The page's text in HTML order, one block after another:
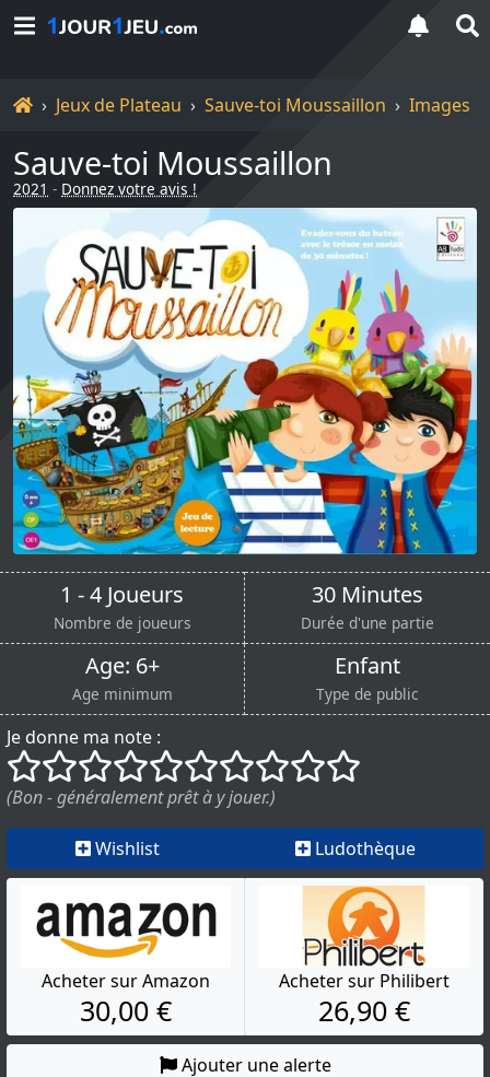
Accueil
Jeux de Plateau Sauve-toi Moussaillon Images
Sauve-toi Moussaillon
2021 - Donnez votre avis !
1 - 4 Joueurs
Nombre de joueurs
30 Minutes
Durée d'une partie
Age: 6+
Age minimum
Enfant
Type de public
Je donne ma note :
()
() () () () () () () ()
()
(Bon - généralement prêt à y jouer.)
Wishlist Ludothèque
Acheter sur Amazon
30,00 €
Acheter sur Philibert
26,90 €
Ajouter une alerte